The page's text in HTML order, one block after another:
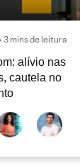
3 mins de leitura
alívio nas
cautela no